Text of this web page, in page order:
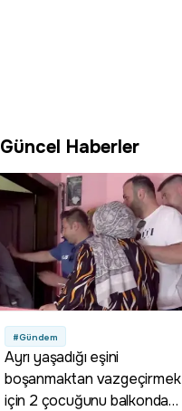
Güncel Haberler
#Gündem
Ayrı yaşadığı eşini
boşanmaktan vazgeçirmek
için 2 çocuğunu balkonda